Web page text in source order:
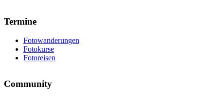
Termine
Fotowanderungen
Fotokurse
Fotoreisen
Community